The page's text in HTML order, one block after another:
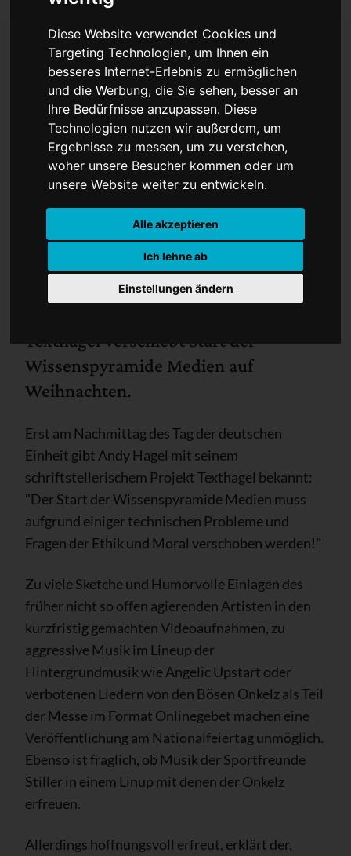
Diese Website verwendet Cookies und
Targeting Technologien, um Ihnen ein
besseres Internet-Erlebnis zu ermöglichen
und die Werbung, die Sie sehen, besser an
Ihre Bedürfnisse anzupassen. Diese
Technologien nutzen wir außerdem, um
Ergebnisse zu messen, um zu verstehen,
woher unsere Besucher kommen oder um
unsere Website weiter zu entwickeln.
Alle akzeptieren
Ich lehne ab
Einstellungen ändern
Zu viel Humor im Format?
Texthagel verschiebt Start der
Wissenspyramide Medien auf
Weihnachten.
Erst am Nachmittag des Tag der deutschen
Einheit gibt Andy Hagel mit seinem
schriftstellerischem Projekt Texthagel bekannt:
"Der Start der Wissenspyramide Medien muss
aufgrund einiger technischen Probleme und
Fragen der Ethik und Moral verschoben werden!"
Zu viele Sketche und Humorvolle Einlagen des
früher nicht so offen agierenden Artisten in den
kurzfristig gemachten Videoaufnahmen, zu
aggressive Musik im Lineup der
Hintergrundmusik wie Angelic Upstart oder
verbotenen Liedern von den Bösen Onkelz als Teil
der Messe im Format Onlinegebet machen eine
Veröffentlichung am Nationalfeiertag unmöglich.
Ebenso ist fraglich, ob Musik der Sportfreunde
Stiller in einem Linup mit denen der Onkelz
erfreuen.
Allerdings hoffnungsvoll erfreut, erklärt der,